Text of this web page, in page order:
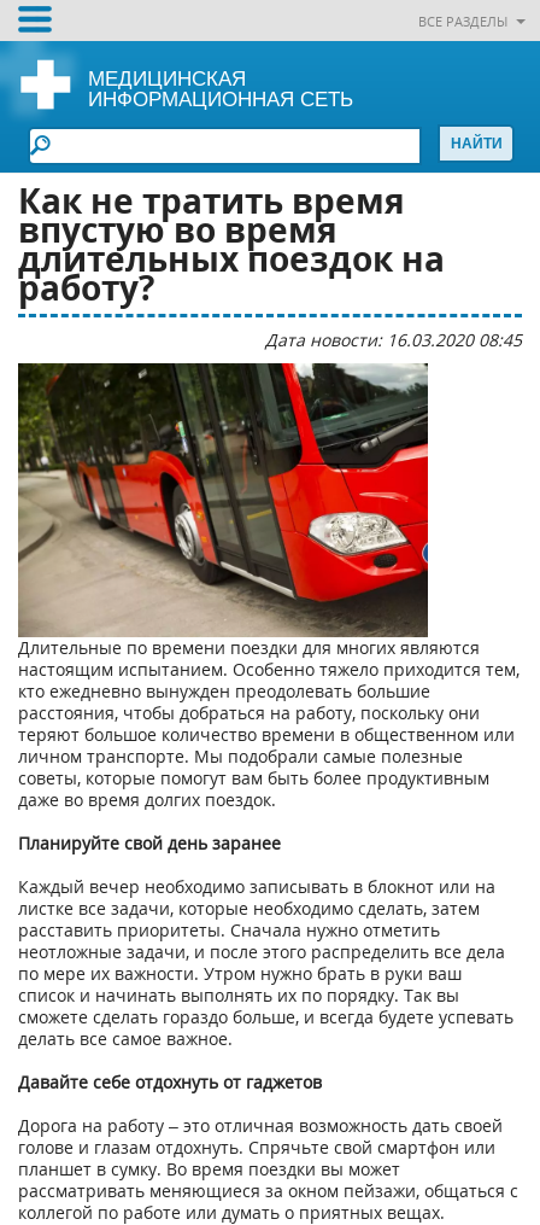
ВСЕ РАЗДЕЛЫ
МЕДИЦИНСКАЯ
ИНФОРМАЦИОННАЯ СЕТЬ
Как не тратить время
впустую во время
длительных поездок на
работу?
Дата новости: 16.03.2020 08:45
Длительные по времени поездки для многих являются
настоящим испытанием. Особенно тяжело приходится тем,
кто ежедневно вынужден преодолевать большие
расстояния, чтобы добраться на работу, поскольку они
теряют большое количество времени в общественном или
личном транспорте. Мы подобрали самые полезные
советы, которые помогут вам быть более продуктивным
даже во время долгих поездок.
Планируйте свой день заранее
Каждый вечер необходимо записывать в блокнот или на
листке все задачи, которые необходимо сделать, затем
расставить приоритеты. Сначала нужно отметить
неотложные задачи, и после этого распределить все дела
по мере их важности. Утром нужно брать в руки ваш
список и начинать выполнять их по порядку. Так вы
сможете сделать гораздо больше, и всегда будете успевать
делать все самое важное.
Давайте себе отдохнуть от гаджетов
Дорога на работу – это отличная возможность дать своей
голове и глазам отдохнуть. Спрячьте свой смартфон или
планшет в сумку. Во время поездки вы может
рассматривать меняющиеся за окном пейзажи, общаться с
коллегой по работе или думать о приятных вещах.